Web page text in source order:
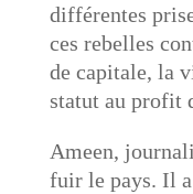
différentes
ces rebelles
de capitale, la
statut au profit
Ameen,
fuir le pays. Il a